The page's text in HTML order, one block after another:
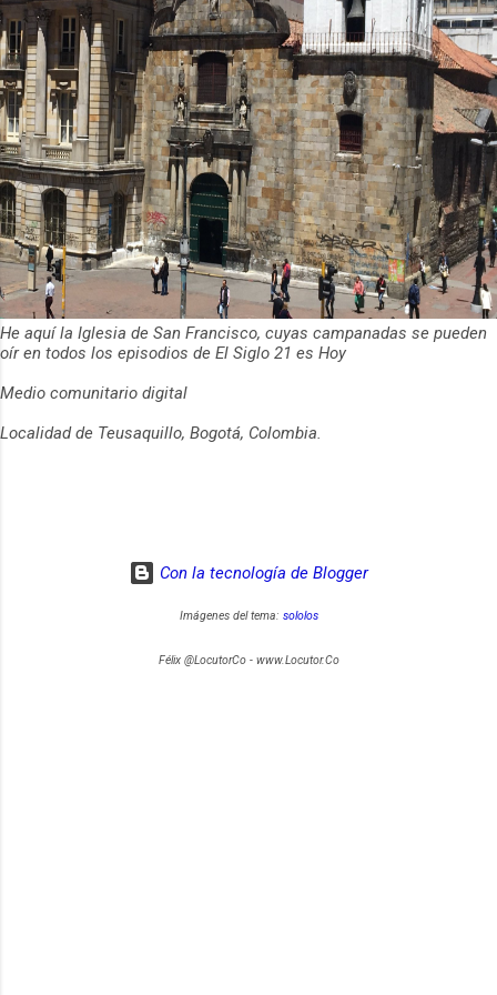
He aquí la Iglesia de San Francisco, cuyas campanadas se pueden
oír en todos los episodios de El Siglo 21 es Hoy
Medio comunitario digital
Localidad de Teusaquillo, Bogotá, Colombia.
Con la tecnología de Blogger
Imágenes del tema: sololos
Félix @LocutorCo - www.Locutor.Co